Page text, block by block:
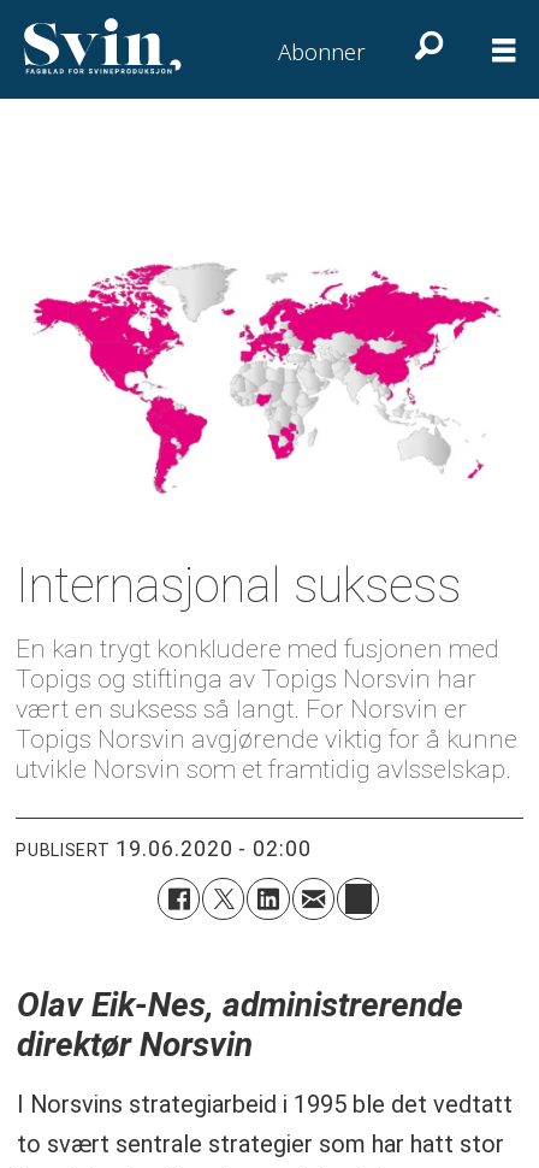
Abonner
Internasjonal suksess
En kan trygt konkludere med fusjonen med
Topigs og stiftinga av Topigs Norsvin har
vært en suksess så langt. For Norsvin er
Topigs Norsvin avgjørende viktig for å kunne
utvikle Norsvin som et fram­tidig avlsselskap.
PUBLISERT 19.06.2020 - 02:00
Olav Eik-Nes, administrerende
direktør Norsvin
I Norsvins strategiarbeid i 1995 ble det vedtatt
to svært sentrale strategier som har hatt stor